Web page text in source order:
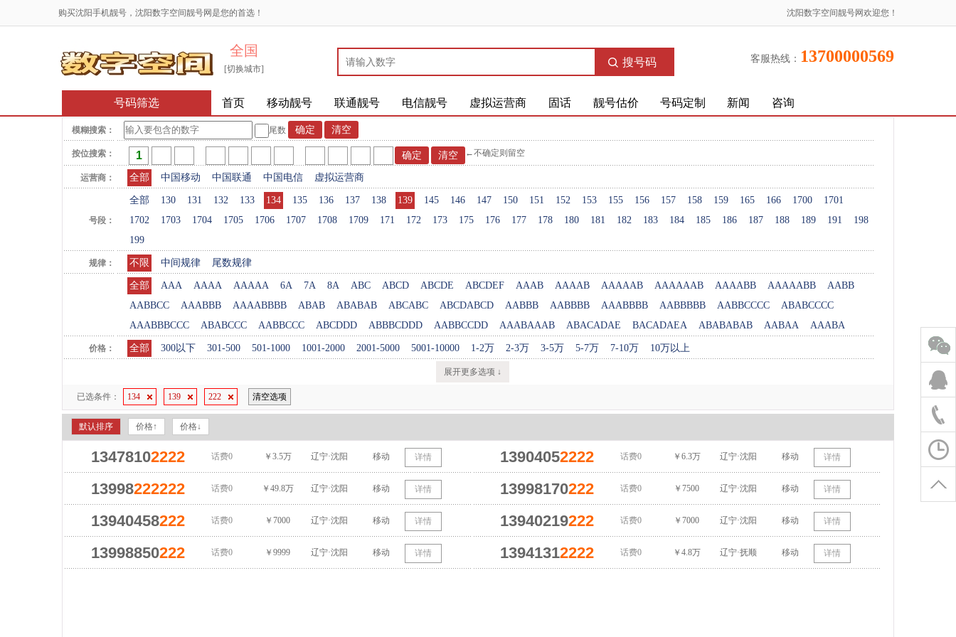
沈阳数字空间靓号网欢迎您！
购买沈阳手机靓号，沈阳数字空间靓号网是您的首选！
全国
[切换城市]
搜号码 客服热线： 13700000569
号码筛选 首页 移动靓号 联通靓号 电信靓号 虚拟运营商 固话 靓号估价 号码定制 新闻 咨询
模糊搜索： 尾数
按位搜索： ←不确定则留空
运营商： 全部 中国移动 中国联通 中国电信 虚拟运营商
号段：
全部 130 131 132 133 134 135 136 137 138 139 145 146 147 150 151 152 153 155 156 157 158 159 165 166 1700
1701
1702
1703 1704 1705 1706 1707 1708 1709 171 172 173 175 176 177 178 180 181 182 183 184 185 186 187 188 189 191
198
199
规律： 不限 中间规律 尾数规律
全部 AAA AAAA AAAAA 6A 7A 8A ABC ABCD ABCDE ABCDEF AAAB AAAAB AAAAAB AAAAAAB AAAABB AAAAABB
AABB
AABBCC
AAABBB AAAABBBB ABAB ABABAB ABCABC ABCDABCD AABBB AABBBB AAABBBB AABBBBB AABBCCCC
ABABCCCC
AAABBBCCC
ABABCCC AABBCCC ABCDDD ABBBCDDD AABBCCDD AAABAAAB ABACADAE BACADAEA ABABABAB AABAA AAABA
价格： 全部 300以下 301-500 501-1000 1001-2000 2001-5000 5001-10000 1-2万 2-3万 3-5万 5-7万 7-10万 10万以上
展开更多选项 ↓
已选条件： 134 139 222 清空选项
默认排序 价格↑ 价格↓
13478102222 话费0 ￥3.5万 辽宁·沈阳 移动 详情 13904052222 话费0 ￥6.3万 辽宁·沈阳 移动 详情
13998222222 话费0 ￥49.8万 辽宁·沈阳 移动 详情 13998170222 话费0 ￥7500 辽宁·沈阳 移动 详情
13940458222 话费0 ￥7000 辽宁·沈阳 移动 详情 13940219222 话费0 ￥7000 辽宁·沈阳 移动 详情
13998850222 话费0 ￥9999 辽宁·沈阳 移动 详情 13941312222 话费0 ￥4.8万 辽宁·抚顺 移动 详情